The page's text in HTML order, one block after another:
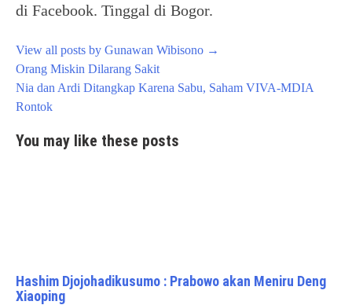
di Facebook. Tinggal di Bogor.
View all posts by Gunawan Wibisono →
Post
navigation
Orang Miskin Dilarang Sakit
Nia dan Ardi Ditangkap Karena Sabu, Saham VIVA-MDIA
Rontok
You may like these posts
Hashim Djojohadikusumo : Prabowo akan Meniru Deng
Xiaoping